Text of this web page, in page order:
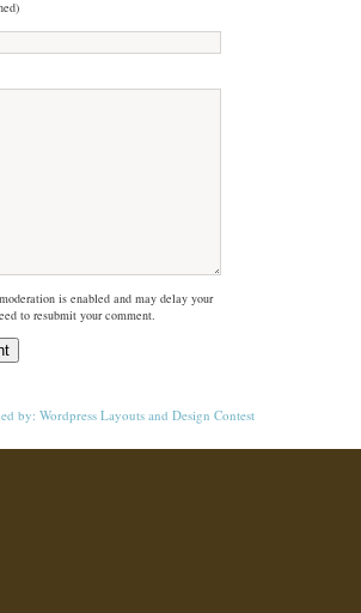
is enabled and may delay your
to resubmit your comment.
by: Wordpress Layouts and Design Contest